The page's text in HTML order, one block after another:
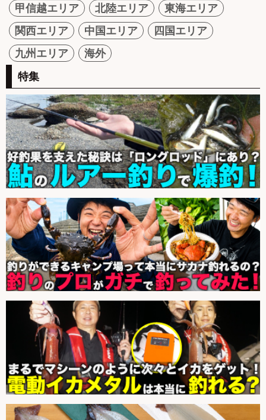
甲信越エリア
北陸エリア
東海エリア
関西エリア
中国エリア
四国エリア
九州エリア
海外
特集